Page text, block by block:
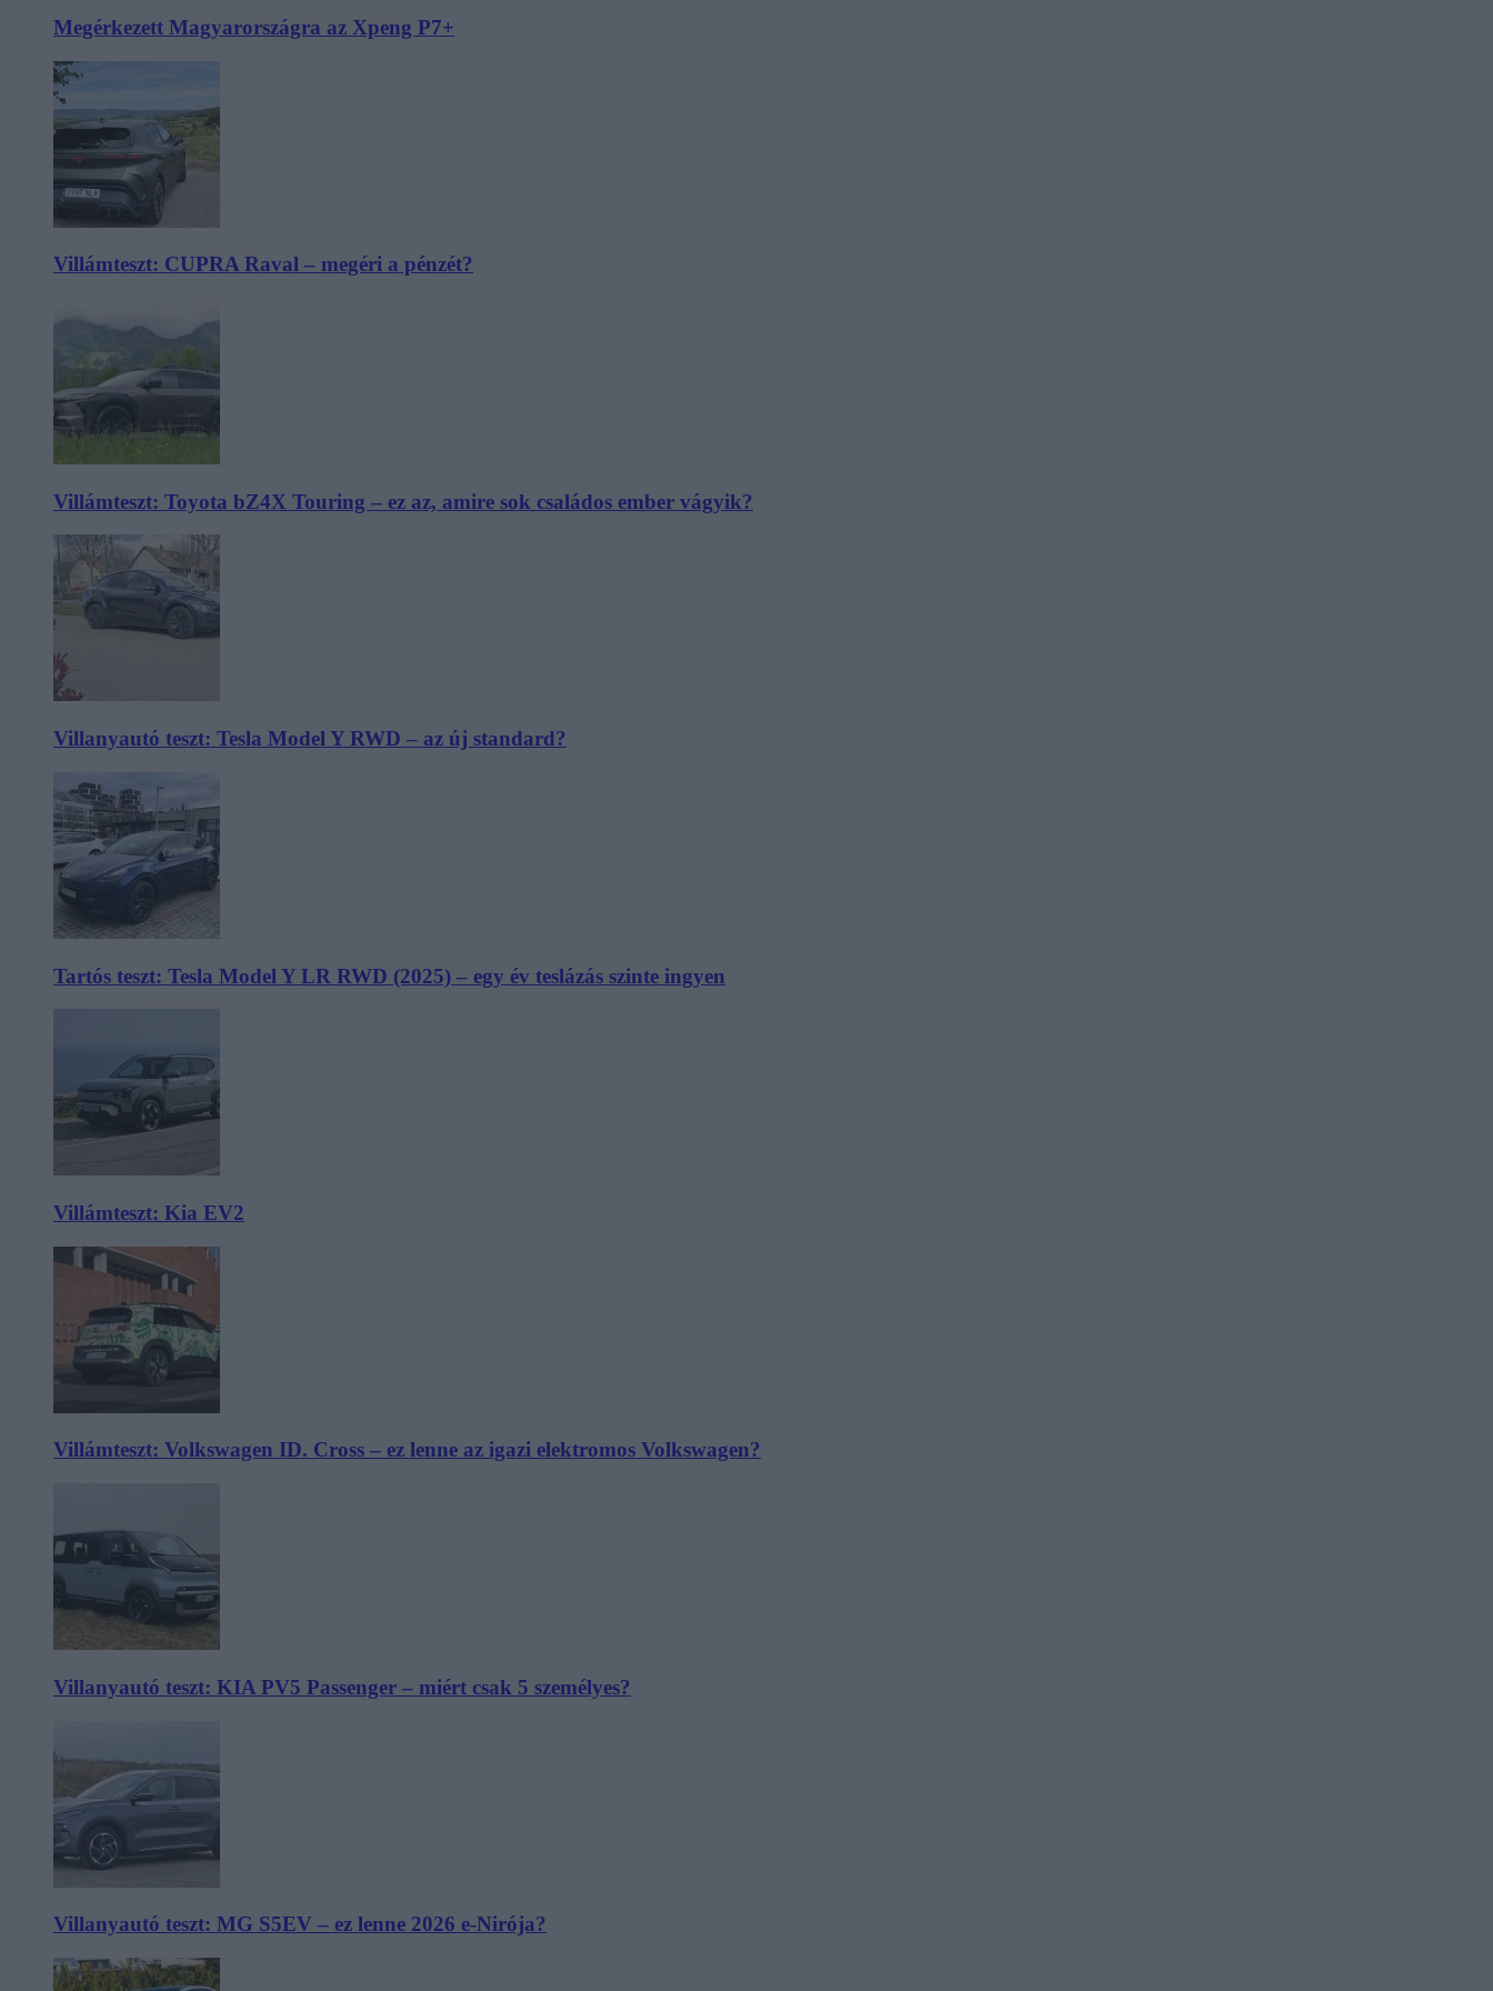
Megérkezett Magyarországra az Xpeng P7+
Villámteszt: CUPRA Raval – megéri a pénzét?
Villámteszt: Toyota bZ4X Touring – ez az, amire sok családos ember vágyik?
Villanyautó teszt: Tesla Model Y RWD – az új standard?
Tartós teszt: Tesla Model Y LR RWD (2025) – egy év teslázás szinte ingyen
Villámteszt: Kia EV2
Villámteszt: Volkswagen ID. Cross – ez lenne az igazi elektromos Volkswagen?
Villanyautó teszt: KIA PV5 Passenger – miért csak 5 személyes?
Villanyautó teszt: MG S5EV – ez lenne 2026 e-Nirója?